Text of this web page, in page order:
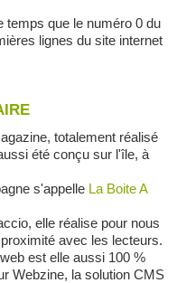
lignes du site internet
été conçu sur l'île, à
s'appelle La Boite A
elle réalise pour nous
avec les lecteurs.
est elle aussi 100 %
Webzine, la solution CMS